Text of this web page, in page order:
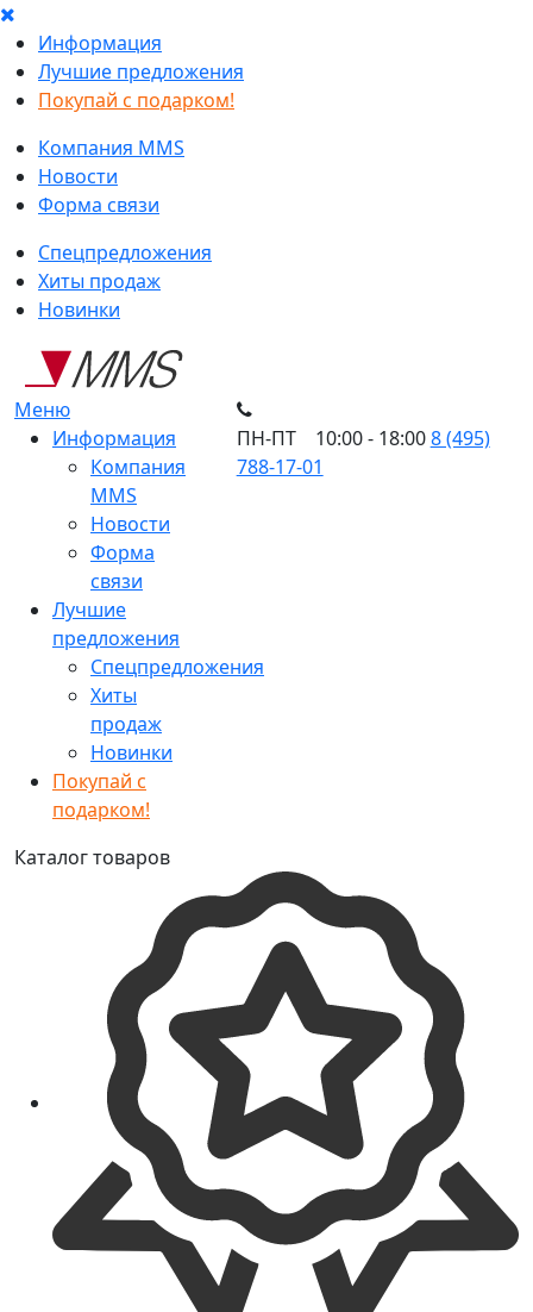
Информация
Лучшие предложения
Покупай с подарком!
Компания MMS
Новости
Форма связи
Спецпредложения
Хиты продаж
Новинки
Меню
Информация
Компания
MMS
Новости
Форма
связи
Лучшие
предложения
Спецпредложения
Хиты
продаж
Новинки
Покупай с
подарком!
ПН-ПТ 10:00 - 18:008 (495)
788-17-01
Каталог товаров